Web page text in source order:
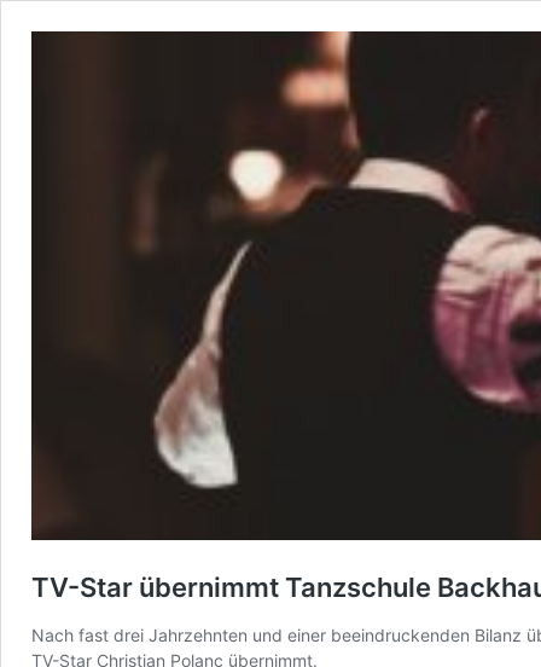
TV-Star übernimmt Tanzschule
Nach fast drei Jahrzehnten und einer beeindruckenden Bilanz
TV-Star Christian Polanc übernimmt.